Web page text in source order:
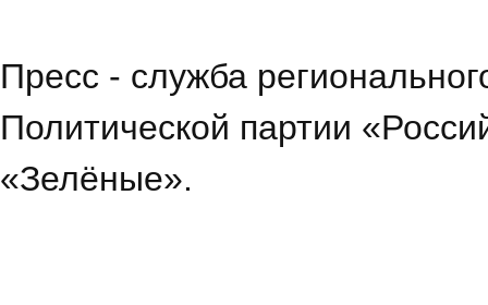
Пресс - служба
Политической партии
«Зелёные».